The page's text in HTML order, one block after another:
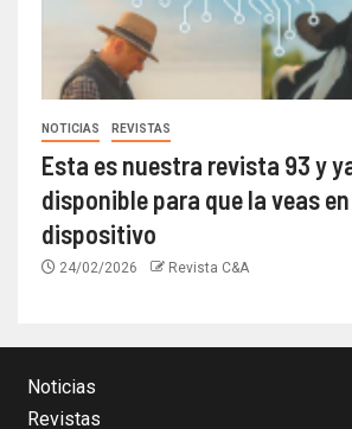
NOTICIAS REVISTAS
Esta es nuestra revista 93 y
disponible para que la veas
dispositivo
24/02/2026 Revista C&A
Noticias
Revistas